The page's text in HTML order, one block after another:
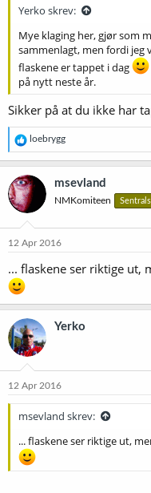
e
Yerko skrev:
Mye klaging her, gjør som
sammenlagt, men fordi jeg
flaskene er tappet i dag
på nytt neste år.
Sikker på at du ikke har
R
e
a
k
s
j
o
e
:
loebrygg
msevland
NMKomiteen
12 Apr 2016
... flaskene ser riktige ut,
Yerko
12 Apr 2016
msevland skrev:
... flaskene ser riktige ut,